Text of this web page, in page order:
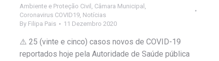
Ambiente e Proteção Civil , Câmara Municipal ,
Coronavirus COVID19, Notícias
By Filipa Pais 11 Dezembro 2020
⚠️ 25 (vinte e cinco) casos novos de COVID-19
reportados hoje pela Autoridade de Saúde pública